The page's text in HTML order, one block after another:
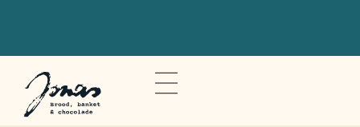
Bestel voor 20u om je bestelling de
volgende dag op te halen